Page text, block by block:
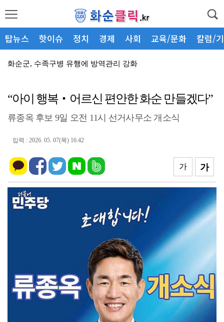
탑뉴스 핫이슈 정치 경제 사회 교육/문화 칼럼/
화순군, 수족구병 유행에 방역관리 강화
박상범 화순군의원, 서왕진 국회의원 초청 “화순군민 경...
화순군, 여름 피서철 산림 내 불법행위 집중단속
화순군, 소상공인과 상생을 위한 소통 간담회 개최
화순군, 가뭄 선제 대응 총력
군민과의 공감대화, 폭염 대응 현장 방문으로 전환
화순군, 문해교사와 소통 간담회 개최
화순군, 산림관계자 간담회 개최
화순군, 장관감염증 예방수칙 준수 당부
“아이 행복‧어르신 편안한 화순 만들겠다”
류종옥 후보 9일 오전 11시 선거사무소 개소식
입력 : 2026. 05. 07(목) 16:42
가
가